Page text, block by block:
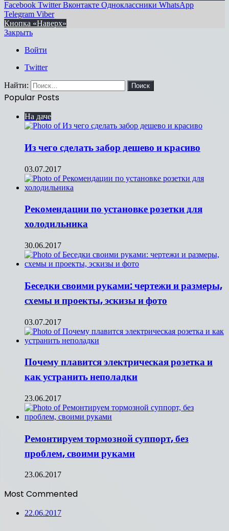
Facebook Twitter Вконтакте Одноклассники WhatsApp
Telegram Viber
Кнопка «Наверх»
Закрыть
Войти
Twitter
Найти:
Popular Posts
На даче
Из чего сделать забор дешево и красиво
03.07.2017
Рекомендации по установке розетки для
холодильника
30.06.2017
Беседки своими руками: чертежи и размеры,
схемы и проекты, эскизы и фото
03.07.2017
Почему плавится электрическая розетка и
как устранить неполадки
23.06.2017
Ремонтируем тормозной суппорт, без
проблем, своими руками
23.06.2017
Most Commented
22.06.2017